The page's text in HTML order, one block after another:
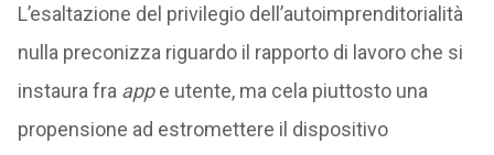
L’esaltazione del privilegio dell’autoimprenditorialità
nulla preconizza riguardo il rapporto di lavoro che si
instaura fra appe utente, ma cela piuttosto una
propensione ad estromettere il dispositivo